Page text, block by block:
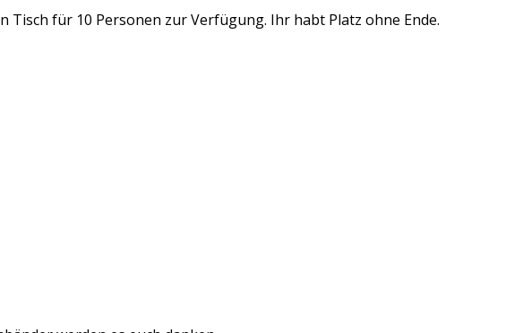
Tisch für 10 Personen zur Verfügung. Ihr habt Platz ohne Ende.